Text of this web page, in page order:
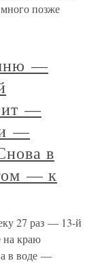
позже
—
—
—
в
— к
27 раз — 13-й
краю
в воде —